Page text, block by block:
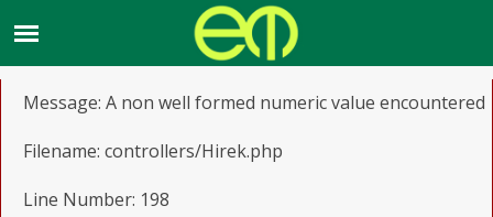
A PHP Error was encountered
Message: A non well formed numeric value encountered
Filename: controllers/Hirek.php
Line Number: 198